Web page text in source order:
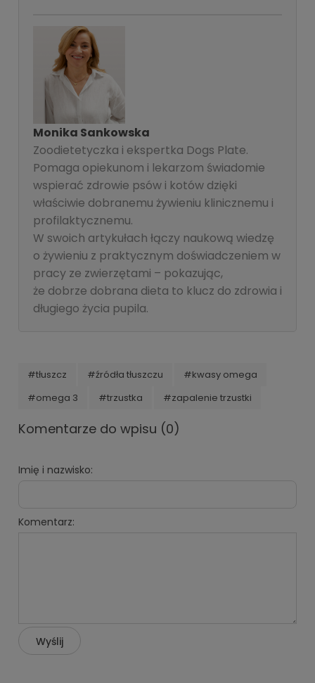
Monika Sankowska
Zoodietetyczka i ekspertka Dogs Plate.
Pomaga opiekunom i lekarzom świadomie
wspierać zdrowie psów i kotów dzięki
właściwie dobranemu żywieniu klinicznemu i
profilaktycznemu.
W swoich artykułach łączy naukową wiedzę
o żywieniu z praktycznym doświadczeniem w
pracy ze zwierzętami – pokazując,
że dobrze dobrana dieta to klucz do zdrowia i
długiego życia pupila.
#tłuszcz #źródła tłuszczu
#kwasy omega
#omega 3
#trzustka #zapalenie trzustki
Komentarze do wpisu (0)
Imię i nazwisko:
Komentarz:
Wyślij